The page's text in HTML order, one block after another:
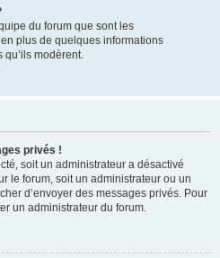
du forum que sont les
plus de quelques informations
modèrent.
privés !
soit un administrateur a désactivé
le forum, soit un administrateur ou un
d’envoyer des messages privés. Pour
un administrateur du forum.